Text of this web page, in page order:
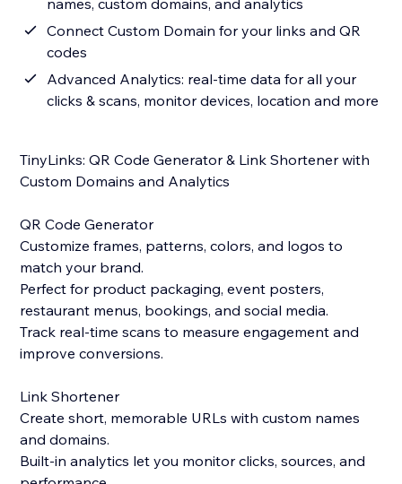
names, custom domains, and analytics
Connect Custom Domain for your links and QR
codes
Advanced Analytics: real-time data for all your
clicks & scans, monitor devices, location and more
TinyLinks: QR Code Generator & Link Shortener with
Custom Domains and Analytics
QR Code Generator
Customize frames, patterns, colors, and logos to
match your brand.
Perfect for product packaging, event posters,
restaurant menus, bookings, and social media.
Track real-time scans to measure engagement and
improve conversions.
Link Shortener
Create short, memorable URLs with custom names
and domains.
Built-in analytics let you monitor clicks, sources, and